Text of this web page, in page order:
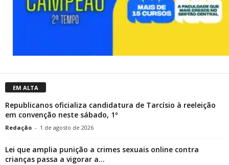
EM ALTA
Republicanos oficializa candidatura de Tarcísio à reeleição
em convenção neste sábado, 1º
Redação - 1 de agosto de 2026
Lei que amplia punição a crimes sexuais online contra
crianças passa a vigorar a...